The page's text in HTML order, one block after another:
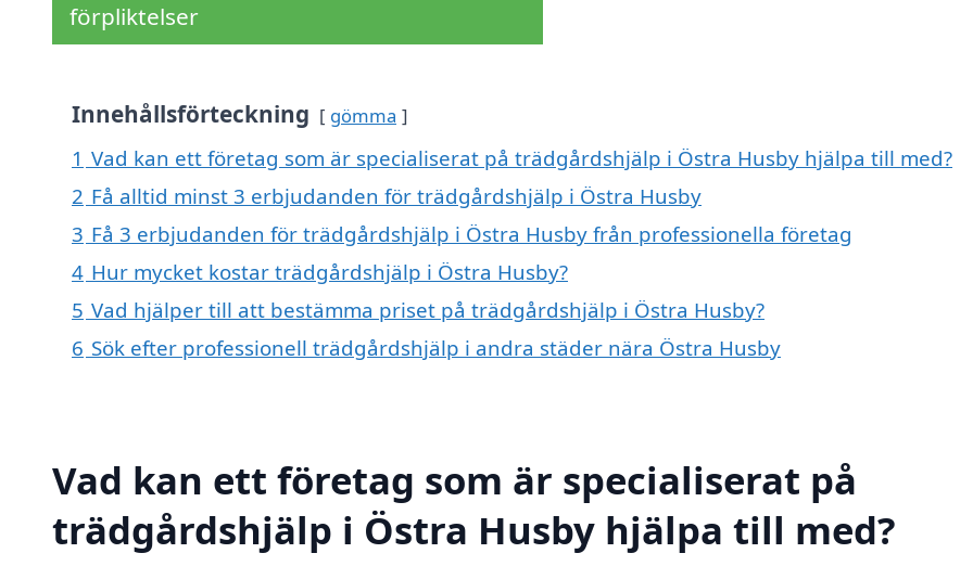
förpliktelser
Innehållsförteckning gömma
1 Vad kan ett företag som är specialiserat på trädgårdshjälp i Östra Husby hjälpa till med?
2 Få alltid minst 3 erbjudanden för trädgårdshjälp i Östra Husby
3 Få 3 erbjudanden för trädgårdshjälp i Östra Husby från professionella företag
4 Hur mycket kostar trädgårdshjälp i Östra Husby?
5 Vad hjälper till att bestämma priset på trädgårdshjälp i Östra Husby?
6 Sök efter professionell trädgårdshjälp i andra städer nära Östra Husby
Vad kan ett företag som är specialiserat på
trädgårdshjälp i Östra Husby hjälpa till med?